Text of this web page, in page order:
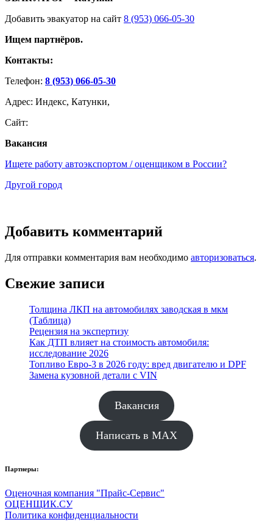
Добавить эвакуатор на сайт 8 (953) 066-05-30
Ищем партнёров.
Контакты:
Телефон: 8 (953) 066-05-30
Адрес: Индекс, Катунки,
Сайт:
Вакансия
Ищете работу автоэкспортом / оценщиком в России?
Другой город
Добавить комментарий
Для отправки комментария вам необходимо авторизоваться.
Свежие записи
Толщина ЛКП на автомобилях заводская в мкм
(Таблица)
Рецензия на экспертизу
Как ДТП влияет на стоимость автомобиля:
исследование 2026
Топливо Евро-3 в 2026 году: вред двигателю и DPF
Замена кузовной детали с VIN
Вакансия
Написать в MAX
Партнеры:
Оценочная компания "Прайс-Сервис"
ОЦЕНЩИК.СУ
Политика конфиденциальности